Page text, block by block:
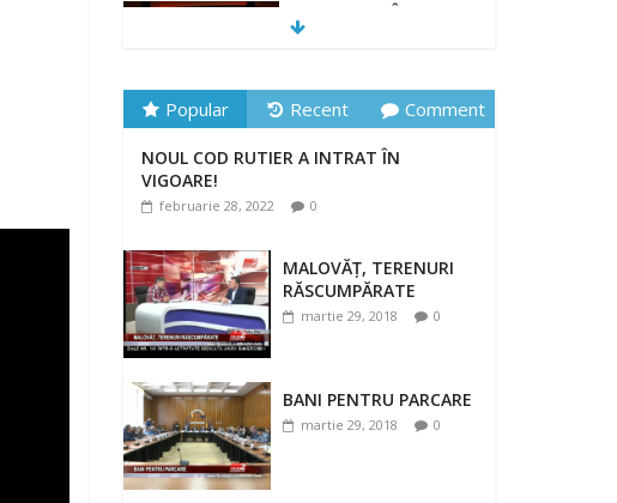
„DRAGOSTE ÎN
FĂURAR”
NOUL COD RUTIER A INTRAT ÎN
VIGOARE!
februarie 28, 2022 0
Popular Recent Comment
NOUL COD RUTIER A INTRAT ÎN
VIGOARE!
februarie 28, 2022 0
MALOVĂȚ, TERENURI
RĂSCUMPĂRATE
martie 29, 2018 0
BANI PENTRU PARCARE
martie 29, 2018 0